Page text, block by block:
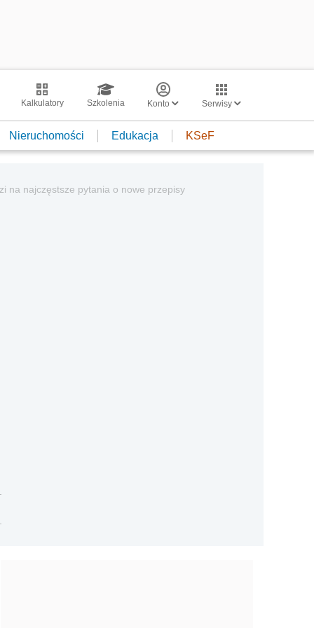
Kalkulatory Szkolenia Konto Serwisy
Nieruchomości Edukacja KSeF
na najczęstsze pytania o nowe przepisy